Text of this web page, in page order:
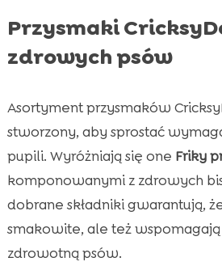
Przysmaki
zdrowych psów
Asortyment przysmaków
stworzony, aby sprostać
pupili. Wyróżniają się one Friky
komponowanymi z zdrowych
dobrane składniki gwarantują,
smakowite, ale też
zdrowotną psów.